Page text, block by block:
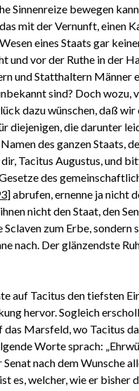
Sinnenreize bewegen
mit der Vernunft, einen
eines Staats gar
und vor der Ruthe in der
und Statthaltern Männer
sind? Doch
dazu wünschen, daß
diejenigen, die darunter
des ganzen Staats,
dir, Tacitus Augustus, und
des
]abrufen, ernenne ja nicht
nicht den Staat, den
Sclaven zum Erbe,
nach. Der glänzendste
auf Tacitus den tiefsten
hervor. Sogleich
das Marsfeld, wo Tacitus
Worte sprach:
Senat nach dem Wunsche
es, welcher, wie er bisher